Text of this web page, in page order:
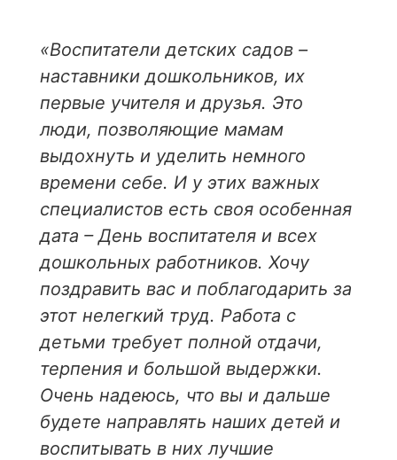
«Воспитатели детских садов –
наставники дошкольников, их
первые учителя и друзья. Это
люди, позволяющие мамам
выдохнуть и уделить немного
времени себе. И у этих важных
специалистов есть своя особенная
дата – День воспитателя и всех
дошкольных работников. Хочу
поздравить вас и поблагодарить за
этот нелегкий труд. Работа с
детьми требует полной отдачи,
терпения и большой выдержки.
Очень надеюсь, что вы и дальше
будете направлять наших детей и
воспитывать в них лучшие